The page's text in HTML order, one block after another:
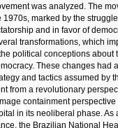
was analyzed. The
1970s, marked by the
and in favor of
transformations, which
political conceptions about
These changes had
and tactics assumed by
from a revolutionary
containment perspective
in its neoliberal phase. As
the Brazilian National